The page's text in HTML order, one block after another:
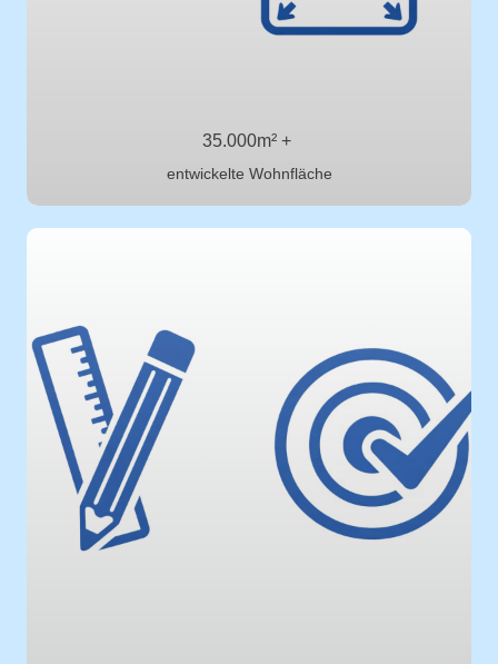
35.000m² +
entwickelte Wohnfläche